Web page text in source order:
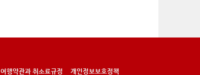
여행약관과 취소료규정 개인정보보호정책